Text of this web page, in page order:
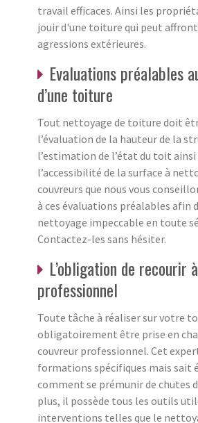
travail efficaces. Ainsi les
jouir d'une toiture qui peut
agressions extérieures.
Evaluations préalables
d’une toiture
Tout nettoyage de toiture doit
l’évaluation de la hauteur de la
l’estimation de l’état du toit ainsi
l’accessibilité de la surface à
couvreurs que nous vous
à ces évaluations préalables afin
nettoyage impeccable en toute
Contactez-les sans hésiter.
L’obligation de recourir
professionnel
Toute tâche à réaliser sur votre
obligatoirement être prise en
couvreur professionnel. Cet
formations spécifiques mais sait
comment se prémunir de chutes
plus, il possède tous les outils
interventions telles que le